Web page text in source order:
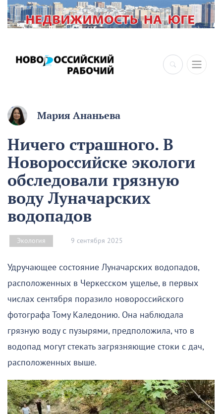
Мария Ананьева
Ничего страшного. В
Новороссийске экологи
обследовали грязную
воду Луначарских
водопадов
Экология 9 сентября 2025
Удручающее состояние Луначарских водопадов,
расположенных в Черкесском ущелье, в первых
числах сентября поразило новороссийского
фотографа Тому Каледонию. Она наблюдала
грязную воду с пузырями, предположила, что в
водопад могут стекать загрязняющие стоки с дач,
расположенных выше.